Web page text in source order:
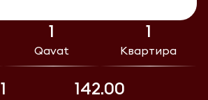
1
Qavat
1
Квартира
1 142.00